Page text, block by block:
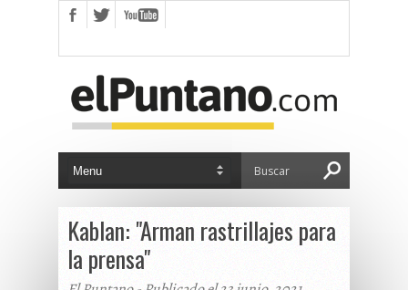
Kablan: "Arman rastrillajes para
la prensa"